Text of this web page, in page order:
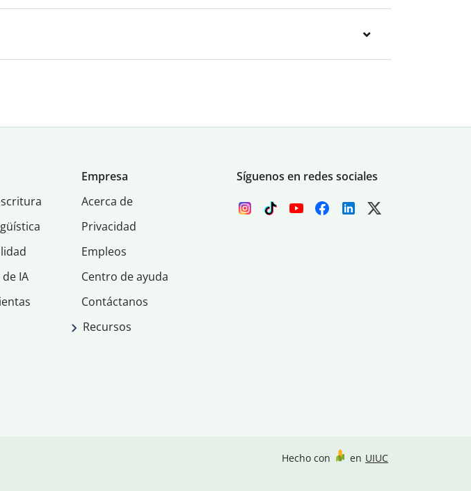
IA
Empresa
Acerca de
Privacidad
Empleos
Centro de ayuda
Contáctanos
Recursos
Síguenos en redes sociales
Hecho con en UIUC